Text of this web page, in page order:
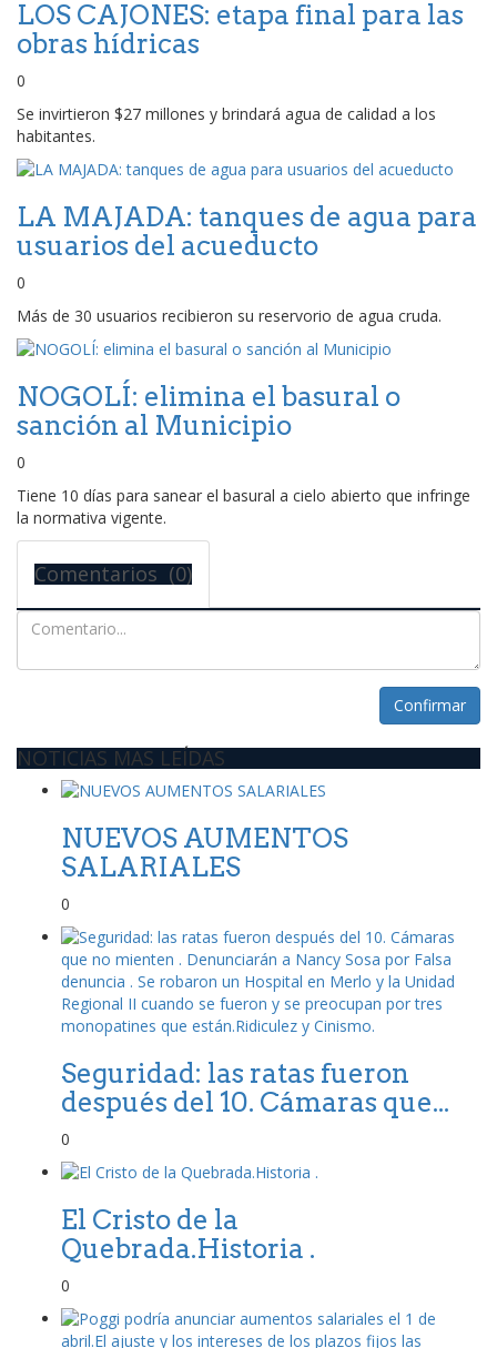
LOS CAJONES: etapa final para las
obras hídricas
0
Se invirtieron $27 millones y brindará agua de calidad a los
habitantes.
LA MAJADA: tanques de agua para
usuarios del acueducto
0
Más de 30 usuarios recibieron su reservorio de agua cruda.
NOGOLÍ: elimina el basural o
sanción al Municipio
0
Tiene 10 días para sanear el basural a cielo abierto que infringe
la normativa vigente.
Comentarios (0)
Confirmar
NOTICIAS MAS LEÍDAS
NUEVOS AUMENTOS
SALARIALES
0
Seguridad: las ratas fueron
después del 10. Cámaras que...
0
El Cristo de la
Quebrada.Historia .
0